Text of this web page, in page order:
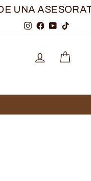
TRAS
Instagram
Facebook
YouTube
INGRESAR